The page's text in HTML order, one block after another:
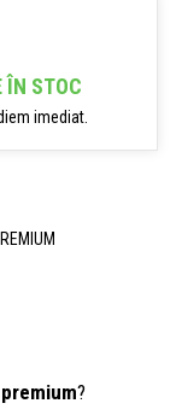
ÎN STOC
imediat.
?